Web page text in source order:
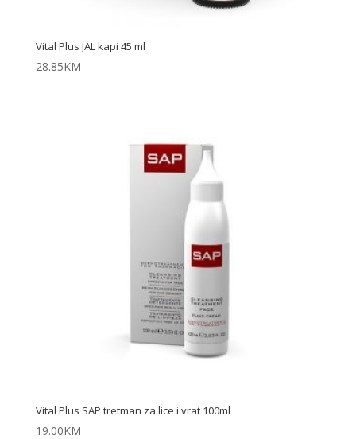
Vital Plus JAL kapi 45 ml
28.85KM
Vital Plus SAP tretman za lice i vrat 100ml
19.00KM